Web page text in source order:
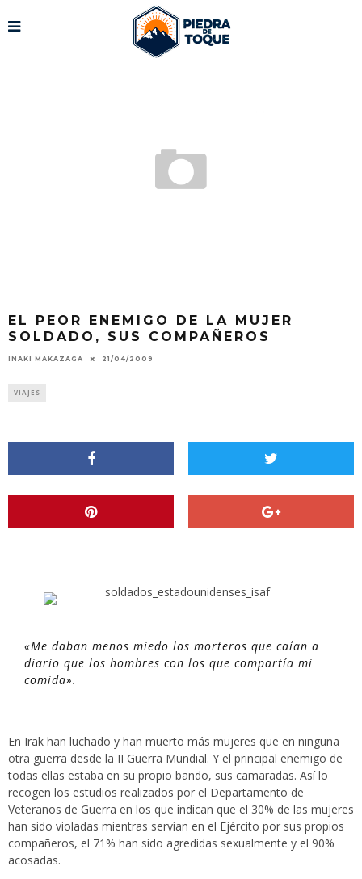
EL PEOR ENEMIGO DE LA MUJER
SOLDADO, SUS COMPAÑEROS
IÑAKI MAKAZAGA 21/04/2009
VIAJES
«Me daban menos miedo los morteros que caían a
diario que los hombres con los que compartía mi
comida».
En Irak han luchado y han muerto más mujeres que en ninguna
otra guerra desde la II Guerra Mundial. Y el principal enemigo de
todas ellas estaba en su propio bando, sus camaradas. Así lo
recogen los estudios realizados por el Departamento de
Veteranos de Guerra en los que indican que el 30% de las mujeres
han sido violadas mientras servían en el Ejército por sus propios
compañeros, el 71% han sido agredidas sexualmente y el 90%
acosadas.